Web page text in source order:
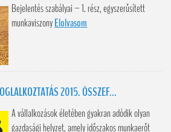
Bejelentés szabályai – 1. rész, egyszerűsített
munkaviszonyElolvasom
2015. ÖSSZEF...
A vállalkozások életében gyakran adódik olyan
gazdasági helyzet, amely időszakos munkaerőt